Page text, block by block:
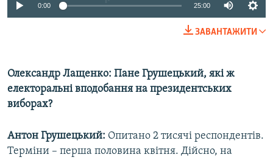
0:00 25:00
ЗАВАНТАЖИТИ
Олександр Лащенко: Пане Грушецький, які ж
електоральні вподобання на президентських
виборах?
Антон Грушецький: Опитано 2 тисячі респондентів.
Терміни – перша половина квітня. Дійсно, на